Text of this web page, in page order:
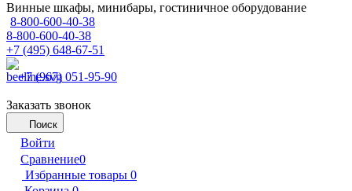
Винные шкафы, минибары, гостиничное оборудование
8-800-600-40-38
8-800-600-40-38
+7 (495) 648-67-51
+7 (967) 051-95-90
Заказать звонок
Поиск
Войти
Сравнение0
Избранные товары 0